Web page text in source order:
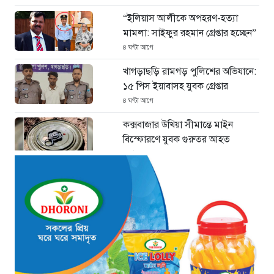
“ইলিয়াস আলীকে অপহরণ-হত্যা
মামলা: সাইফুর রহমান গ্রেপ্তার হচ্ছেন”
৪ ঘণ্টা আগে
খাগড়াছড়ি রামগড় পুলিশের অভিযানে:
১৫ পিস ইয়াবাসহ যুবক গ্রেপ্তার
৪ ঘণ্টা আগে
কক্সবাজার উখিয়া সীমান্তে মাইন
বিস্ফোরণে যুবক গুরুতর আহত
৪ ঘণ্টা আগে
জোরারগঞ্জ থানা পুলিশের বিশেষ
অভিযান কক্সবাজারের পুরনো মাদক
কারবারি গ্রেফতার
৫ ঘণ্টা আগে
ঢাকা চট্টগ্রাম মহাসড়ক স্টার লাইন
বাসের ধাক্কায় অটোরিকশা চালক নিহত